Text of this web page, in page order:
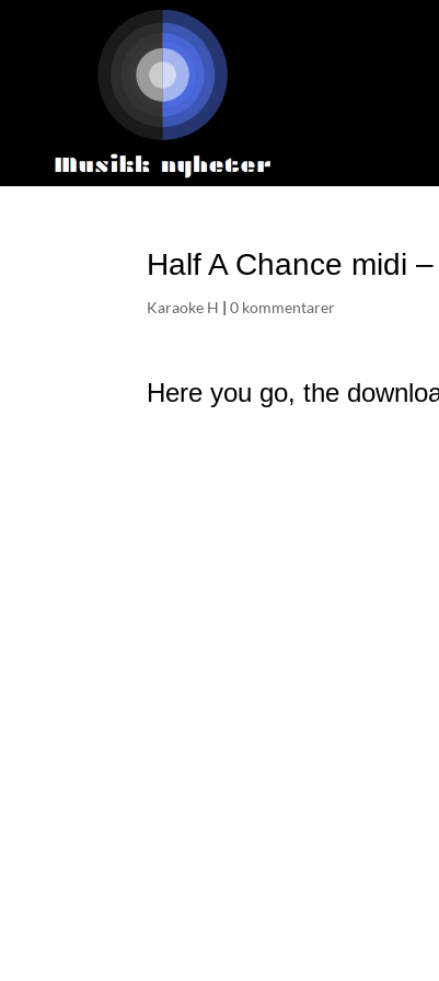
Half A Chance midi
Karaoke H |0 kommentarer
Here you go, the